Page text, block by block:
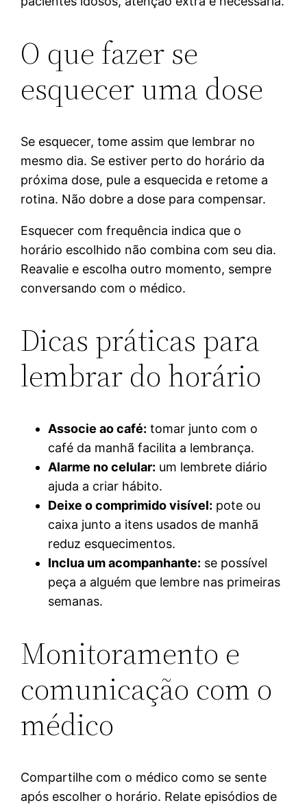
O que fazer se
esquecer uma dose
Se esquecer, tome assim que lembrar no
mesmo dia. Se estiver perto do horário da
próxima dose, pule a esquecida e retome a
rotina. Não dobre a dose para compensar.
Esquecer com frequência indica que o
horário escolhido não combina com seu dia.
Reavalie e escolha outro momento, sempre
conversando com o médico.
Dicas práticas para
lembrar do horário
Associe ao café: tomar junto com o
café da manhã facilita a lembrança.
Alarme no celular: um lembrete diário
ajuda a criar hábito.
Deixe o comprimido visível: pote ou
caixa junto a itens usados de manhã
reduz esquecimentos.
Inclua um acompanhante: se possível
peça a alguém que lembre nas primeiras
semanas.
Monitoramento e
comunicação com o
médico
Compartilhe com o médico como se sente
após escolher o horário. Relate episódios de